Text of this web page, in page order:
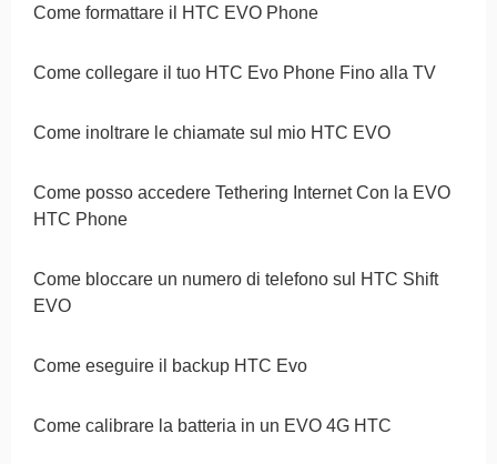
Come formattare il HTC EVO Phone
Come collegare il tuo HTC Evo Phone Fino alla TV
Come inoltrare le chiamate sul mio HTC EVO
Come posso accedere Tethering Internet Con la EVO
HTC Phone
Come bloccare un numero di telefono sul HTC Shift
EVO
Come eseguire il backup HTC Evo
Come calibrare la batteria in un EVO 4G HTC